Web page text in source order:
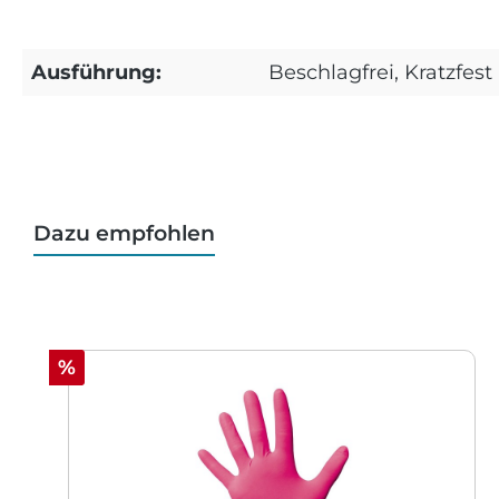
Ausführung: Beschlagfrei, Kratzfest
Dazu empfohlen
Rabatt
%